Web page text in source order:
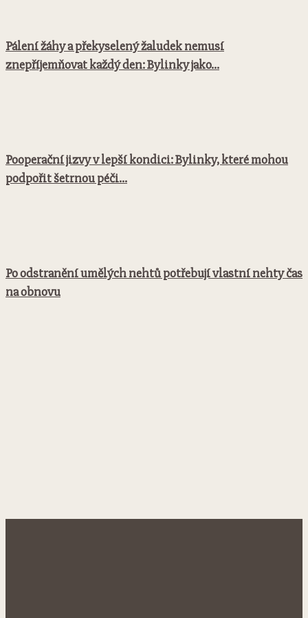
Pálení žáhy a překyselený žaludek nemusí
znepříjemňovat každý den: Bylinky jako...
Pooperační jizvy v lepší kondici: Bylinky, které mohou
podpořit šetrnou péči...
Po odstranění umělých nehtů potřebují vlastní nehty čas
na obnovu